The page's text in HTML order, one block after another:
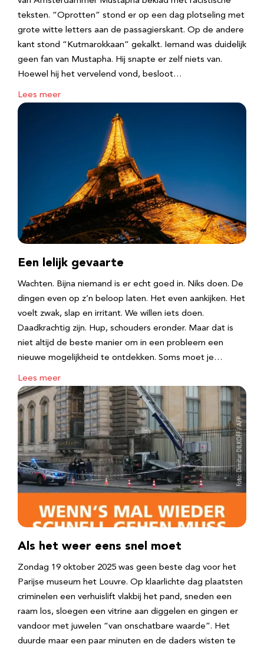
teksten. “Oprotten” stond er op een dag plotseling met
grote witte letters aan de passagierskant. Op de andere
kant stond “Kutmarokkaan” gekalkt. Iemand was duidelijk
geen fan van Mustapha. Hij snapte er zelf niets van.
Hoewel hij het vervelend vond, besloot…
Lees meer
Een lelijk gevaarte
Wachten. Bijna niemand is er echt goed in. Niks doen. De
dingen even op z’n beloop laten. Het even aankijken. Het
voelt zwak, slap en irritant. We willen iets doen.
Daadkrachtig zijn. Hup, schouders eronder. Maar dat is
niet altijd de beste manier om in een probleem een
nieuwe mogelijkheid te ontdekken. Soms moet je…
Lees meer
Als het weer eens snel moet
Zondag 19 oktober 2025 was geen beste dag voor het
Parijse museum het Louvre. Op klaarlichte dag plaatsten
criminelen een verhuislift vlakbij het pand, sneden een
raam los, sloegen een vitrine aan diggelen en gingen er
vandoor met juwelen “van onschatbare waarde”. Het
duurde maar een paar minuten en de daders wisten te